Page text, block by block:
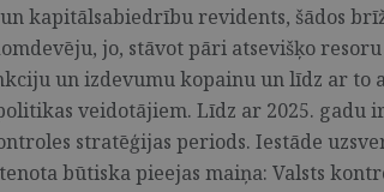
kapitālsabiedrību revidents, šādos
jo, stāvot pāri atsevišķo resoru
un izdevumu kopainu un līdz ar to
veidotājiem. Līdz ar 2025. gadu
stratēģijas periods. Iestāde
būtiska pie­ejas maiņa: Valsts